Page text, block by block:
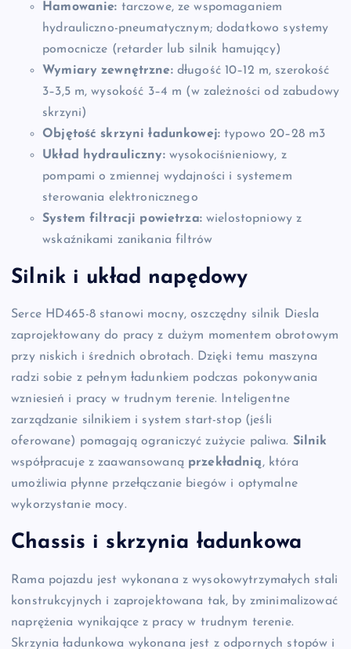
Hamowanie: tarczowe, ze wspomaganiem
hydrauliczno-pneumatycznym; dodatkowo systemy
pomocnicze (retarder lub silnik hamujący)
Wymiary zewnętrzne:długość 10–12 m, szerokość
3–3,5 m, wysokość 3–4 m (w zależności od zabudowy
skrzyni)
Objętość skrzyni ładunkowej: typowo 20–28 m3
Układ hydrauliczny:wysokociśnieniowy, z
pompami o zmiennej wydajności i systemem
sterowania elektronicznego
System filtracji powietrza:wielostopniowy z
wskaźnikami zanikania filtrów
Silnik i układ napędowy
Serce HD465-8 stanowi mocny, oszczędny silnik Diesla
zaprojektowany do pracy z dużym momentem obrotowym
przy niskich i średnich obrotach. Dzięki temu maszyna
radzi sobie z pełnym ładunkiem podczas pokonywania
wzniesień i pracy w trudnym terenie. Inteligentne
zarządzanie silnikiem i system start-stop (jeśli
oferowane) pomagają ograniczyć zużycie paliwa. Silnik
współpracuje z zaawansowaną przekładnią, która
umożliwia płynne przełączanie biegów i optymalne
wykorzystanie mocy.
Chassis i skrzynia ładunkowa
Rama pojazdu jest wykonana z wysokowytrzymałych stali
konstrukcyjnych i zaprojektowana tak, by zminimalizować
naprężenia wynikające z pracy w trudnym terenie.
Skrzynia ładunkowa wykonana jest z odpornych stopów i